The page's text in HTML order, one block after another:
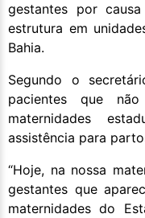
gestantes por
estrutura em
Bahia.
Segundo o
pacientes que não
maternidades
assistência para
“Hoje, na nossa
gestantes que
maternidades do